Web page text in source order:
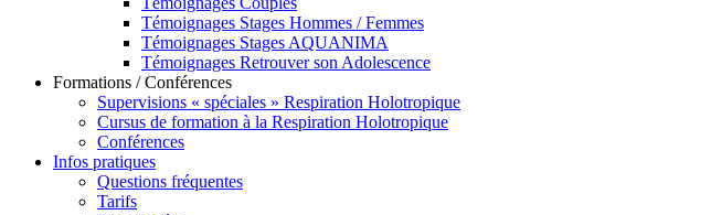
Témoignages Stages Hommes / Femmes
Témoignages Stages AQUANIMA
Témoignages Retrouver son Adolescence
Formations / Conférences
Supervisions « spéciales » Respiration Holotropique
Cursus de formation à la Respiration Holotropique
Conférences
Infos pratiques
Questions fréquentes
Tarifs